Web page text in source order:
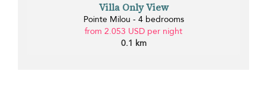
Villa Only View
Pointe Milou - 4 bedrooms
from 2.053 USD per night
0.1 km